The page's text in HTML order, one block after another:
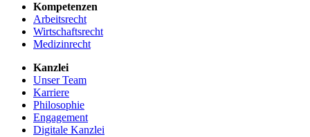
Kompetenzen
Arbeitsrecht
Wirtschaftsrecht
Medizinrecht
Kanzlei
Unser Team
Karriere
Philosophie
Engagement
Digitale Kanzlei